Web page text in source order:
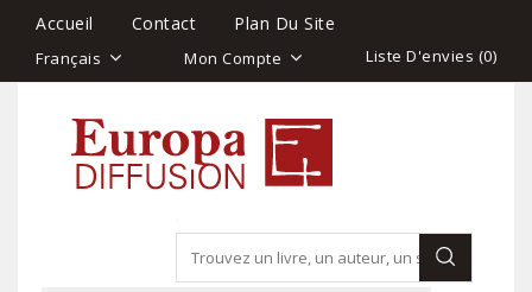
Accueil Contact Plan Du Site
Français Mon Compte Liste D'envies (0)